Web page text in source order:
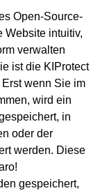
Open-Source-
Website intuitiv,
verwalten
ist die KIProtect
wenn Sie im
wird ein
in
oder der
werden. Diese
gespeichert,